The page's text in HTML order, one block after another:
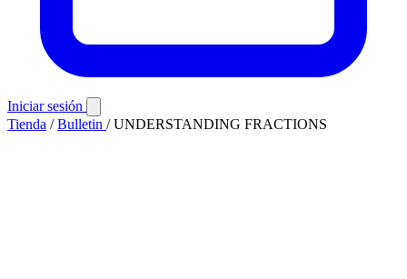
Iniciar sesión
Tienda / Bulletin / UNDERSTANDING FRACTIONS